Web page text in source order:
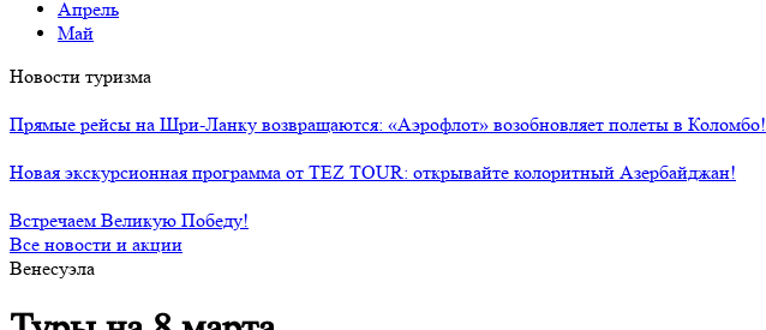
Апрель
Май
Новости туризма
Прямые рейсы на Шри-Ланку возвращаются: «Аэрофлот» возобновляет полеты в Коломбо!
Новая экскурсионная программа от TEZ TOUR: открывайте колоритный Азербайджан!
Встречаем Великую Победу!
Все новости и акции
Венесуэла